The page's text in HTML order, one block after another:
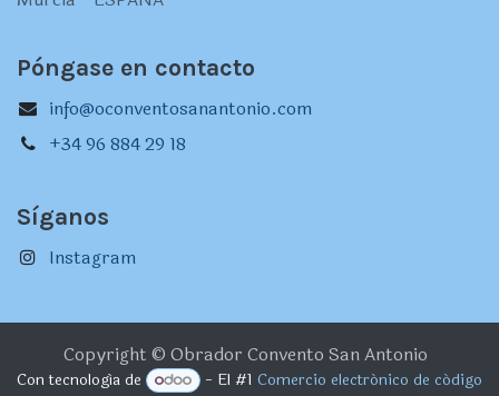
Póngase en contacto
info@oconventosanantonio.com
+34 96 884 29 18
Síganos
Instagram
Copyright © Obrador Convento San Antonio
Con tecnología de - El #1 Comercio electrónico de código